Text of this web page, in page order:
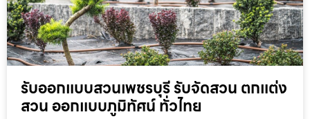
รับออกแบบสวนเพชรบุรี รับจัดสวน ตกแต่ง
สวน ออกแบบภูมิทัศน์ ทั่วไทย